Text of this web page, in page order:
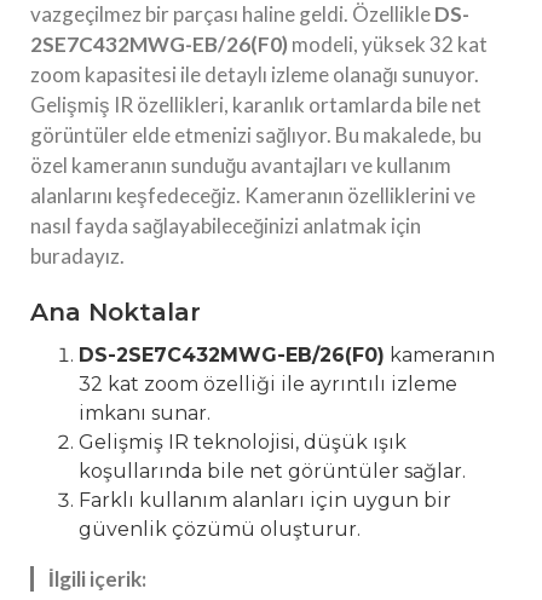
vazgeçilmez bir parçası haline geldi. ÖzellikleDS-
2SE7C432MWG-EB/26(F0) modeli, yüksek 32 kat
zoom kapasitesi ile detaylı izleme olanağı sunuyor.
Gelişmiş IR özellikleri, karanlık ortamlarda bile net
görüntüler elde etmenizi sağlıyor. Bu makalede, bu
özel kameranın sunduğu avantajları ve kullanım
alanlarını keşfedeceğiz. Kameranın özelliklerini ve
nasıl fayda sağlayabileceğinizi anlatmak için
buradayız.
Ana Noktalar
DS-2SE7C432MWG-EB/26(F0) kameranın
32 kat zoom özelliği ile ayrıntılı izleme
imkanı sunar.
Gelişmiş IR teknolojisi, düşük ışık
koşullarında bile net görüntüler sağlar.
Farklı kullanım alanları için uygun bir
güvenlik çözümü oluşturur.
İlgili içerik: